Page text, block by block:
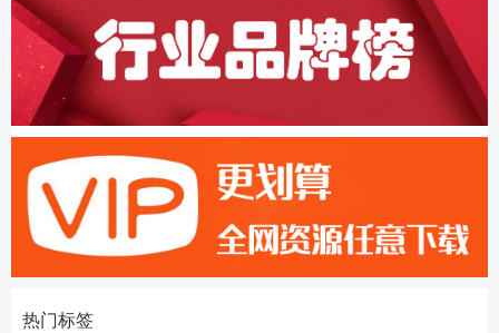
热门标签